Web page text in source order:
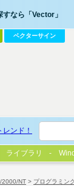
2000/NT > プログラミン
なら「Vector」
ベクターサイン
ンド！
ライブラリ